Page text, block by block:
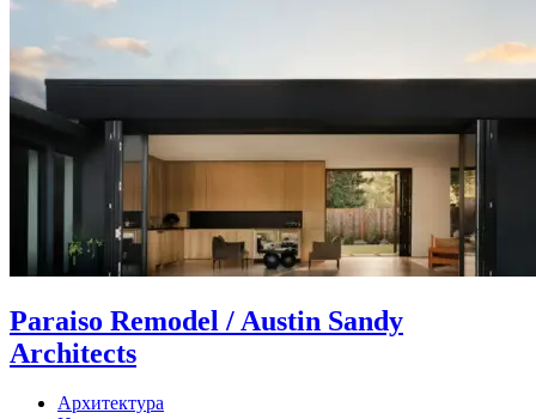
Paraiso Remodel / Austin Sandy
Architects
Архитектура